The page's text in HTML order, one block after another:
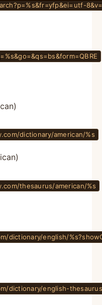
dictionary/american/%s
thesaurus/american/%s
dictionary/english/
dictionary/english-